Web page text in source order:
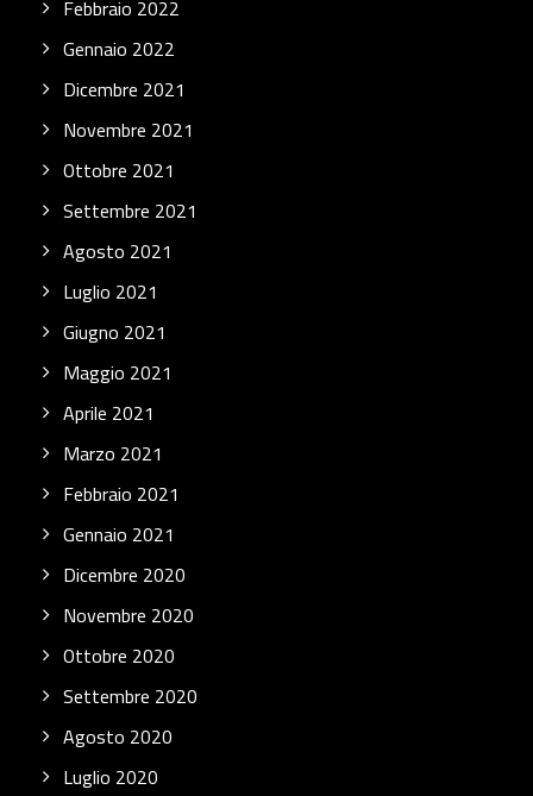
Febbraio 2022
Gennaio 2022
Dicembre 2021
Novembre 2021
Ottobre 2021
Settembre 2021
Agosto 2021
Luglio 2021
Giugno 2021
Maggio 2021
Aprile 2021
Marzo 2021
Febbraio 2021
Gennaio 2021
Dicembre 2020
Novembre 2020
Ottobre 2020
Settembre 2020
Agosto 2020
Luglio 2020